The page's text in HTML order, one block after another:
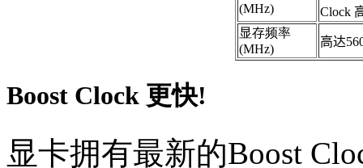
(MHz)
Clock
显存频率
(MHz)
高达
Boost Clock 更快!
显卡拥有最新的Boost